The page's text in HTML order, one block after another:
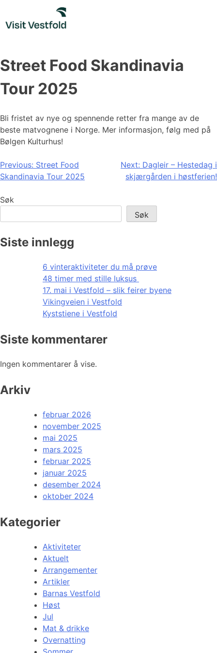
content
Street Food Skandinavia
Tour 2025
Bli fristet av nye og spennende retter fra mange av de
beste matvognene i Norge. Mer informasjon, følg med på
Bølgen Kulturhus!
Innleggsnavigasjon
Previous: Street Food
Skandinavia Tour 2025
Next: Dagleir – Hestedag i
skjærgården i høstferien!
Søk
Søk
Siste innlegg
6 vinteraktiviteter du må prøve
48 timer med stille luksus
17. mai i Vestfold – slik feirer byene
Vikingveien i Vestfold
Kyststiene i Vestfold
Siste kommentarer
Ingen kommentarer å vise.
Arkiv
februar 2026
november 2025
mai 2025
mars 2025
februar 2025
januar 2025
desember 2024
oktober 2024
Kategorier
Aktiviteter
Aktuelt
Arrangementer
Artikler
Barnas Vestfold
Høst
Jul
Mat & drikke
Overnatting